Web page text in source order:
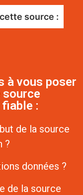
source :
à vous poser
source
:
de la source
?
données ?
de la source